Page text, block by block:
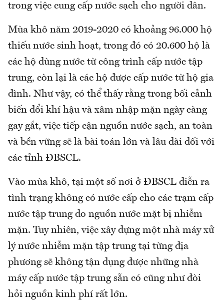
trong việc cung cấp nước sạch cho người dân.
Mùa khô năm 2019-2020 có khoảng 96.000 hộ
thiếu nước sinh hoạt, trong đó có 20.600 hộ là
các hộ dùng nước từ công trình cấp nước tập
trung, còn lại là các hộ được cấp nước từ hộ gia
đình. Như vậy, có thể thấy rằng trong bối cảnh
biến đổi khí hậu và xâm nhập mặn ngày càng
gay gắt, việc tiếp cận nguồn nước sạch, an toàn
và bền vững sẽ là bài toán lớn và lâu dài đối với
các tỉnh ĐBSCL.
Vào mùa khô, tại một số nơi ở ĐBSCL diễn ra
tình trạng không có nước cấp cho các trạm cấp
nước tập trung do nguồn nước mặt bị nhiễm
mặn. Tuy nhiên, việc xây dựng một nhà máy xử
lý nước nhiễm mặn tập trung tại từng địa
phương sẽ không tận dụng được những nhà
máy cấp nước tập trung sẵn có cũng như đòi
hỏi nguồn kinh phí rất lớn.